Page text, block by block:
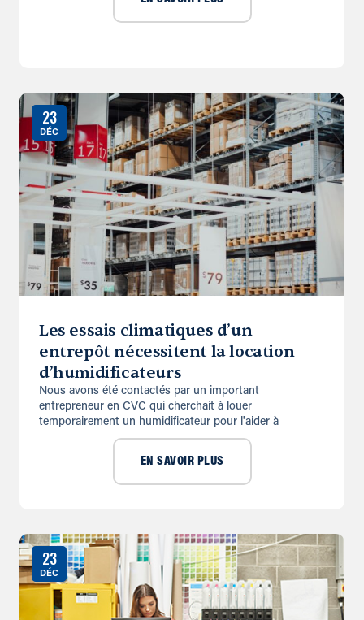
23
DÉC
Les essais climatiques d’un
entrepôt nécessitent la location
d’humidificateurs
Nous avons été contactés par un important
entrepreneur en CVC qui cherchait à louer
temporairement un humidifi­cateur pour l'aider à
EN SAVOIR PLUS
23
DÉC